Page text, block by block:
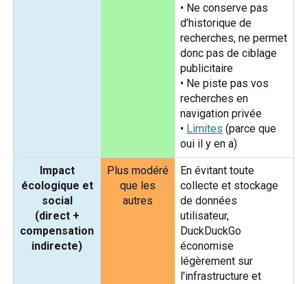
• Ne conserve pas
d’historique de
recherches, ne permet
donc pas de ciblage
publicitaire
• Ne piste pas vos
recherches en
navigation privée
• Limites (parce que
oui il y en a)
Impact
écologique et
social
(direct +
compensation
indirecte)
Plus modéré
que les
autres
En évitant toute
collecte et stockage
de données
utilisateur,
DuckDuckGo
économise
légèrement sur
l'infrastructure et